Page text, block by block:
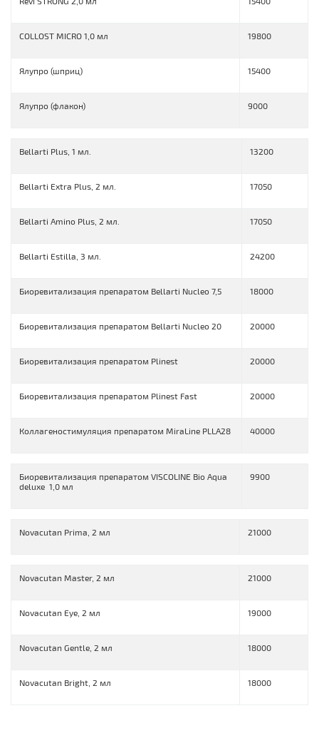
COLLOST MICRO 1,0 мл 19800
Ялупро (шприц) 15400
Ялупро (флакон) 9000
Bellarti Plus, 1 мл. 13200
Bellarti Extra Plus, 2 мл. 17050
Bellarti Amino Plus, 2 мл. 17050
Bellarti Estilla, 3 мл. 24200
Биоревитализация препаратом Bellarti Nucleo 7,5 18000
Биоревитализация препаратом Bellarti Nucleo 20 20000
Биоревитализация препаратом Plinest 20000
Биоревитализация препаратом Plinest Fast 20000
Коллагеностимуляция препаратом MiraLine PLLA28 40000
Биоревитализация препаратом VISCOLINE Bio Aqua
deluxe 1,0 мл
9900
Novacutan Prima, 2 мл 21000
Novacutan Master, 2 мл 21000
Novacutan Eye, 2 мл 19000
Novacutan Gentle, 2 мл 18000
Novacutan Bright, 2 мл 18000